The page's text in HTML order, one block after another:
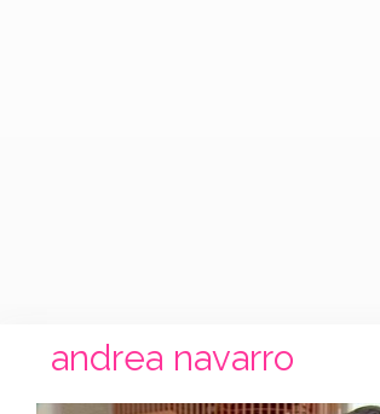
andrea navarro